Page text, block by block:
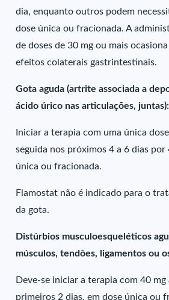
dia, enquanto outros podem
dose única ou fracionada. A
de doses de 30 mg ou mais
efeitos colaterais gastrintestinais.
Gota aguda (artrite associada a
ácido úrico nas articulações, juntas):
Iniciar a terapia com uma única
seguida nos próximos 4 a 6 dias por
única ou fracionada.
Flamostat não é indicado para o
da gota.
Distúrbios musculoesqueléticos
músculos, tendões, ligamentos ou
Deve-se iniciar a terapia com 40 mg
primeiros 2 dias, em dose única ou